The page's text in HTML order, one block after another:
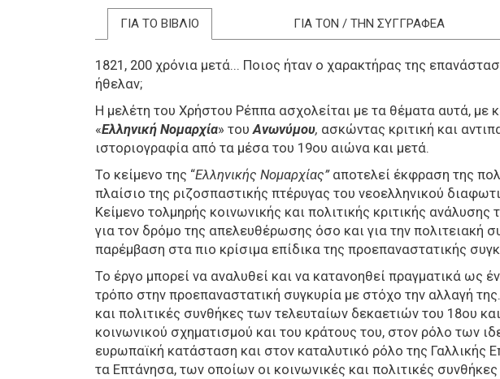
ΓΙΑ ΤΟ ΒΙΒΛΙΟ ΓΙΑ ΤΟΝ / ΤΗΝ ΣΥΓΓΡΑΦΕΑ
1821, 200 χρόνια μετά... Ποιος ήταν ο χαρακτήρας της
ήθελαν;
Η μελέτη του Χρήστου Ρέππα ασχολείται με τα θέματα αυτά, με
«Ελληνική Νομαρχία» τουΑνωνύμου, ασκώντας κριτική και
ιστοριογραφία από τα μέσα του 19ου αιώνα και μετά.
Το κείμενο της “Ελληνικής Νομαρχίας”αποτελεί έκφραση της
πλαίσιο της ριζοσπαστικής πτέρυγας του νεοελληνικού
Κείμενο τολμηρής κοινωνικής και πολιτικής κριτικής
για τον δρόμο της απελευθέρωσης όσο και για την πολιτειακή
παρέμβαση στα πιο κρίσιμα επίδικα της προεπαναστατικής
Το έργο μπορεί να αναλυθεί και να κατανοηθεί πραγματικά ως
τρόπο στην προεπαναστατική συγκυρία με στόχο την αλλαγή
και πολιτικές συνθήκες των τελευταίων δεκαετιών του 18ου
κοινωνικού σχηματισμού και του κράτους του, στον ρόλο των
ευρωπαϊκή κατάσταση και στον καταλυτικό ρόλο της
τα Επτάνησα, των οποίων οι κοινωνικές και πολιτικές